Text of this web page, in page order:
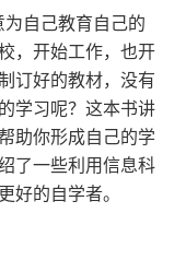
自己教育自己的
，开始工作，也开
订好的教材，没有
学习呢？这本书讲
助你形成自己的学
了一些利用信息科
好的自学者。